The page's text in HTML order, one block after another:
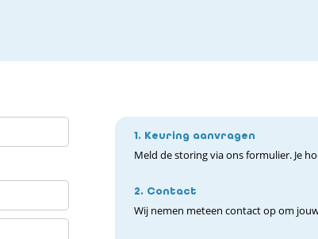
1. Keuring aanvragen
Meld de storing via ons formulier. Je
2. Contact
Wij nemen meteen contact op om